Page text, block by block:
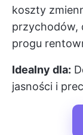
koszty
przychodów,
progu
Idealny dla:
jasności i